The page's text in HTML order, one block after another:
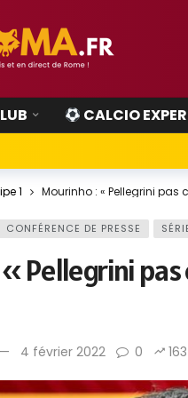
CALCIO
1 Mourinho : « Pellegrini
CONFÉRENCE DE PRESSE
Pellegrini
4 février 2022 0 163